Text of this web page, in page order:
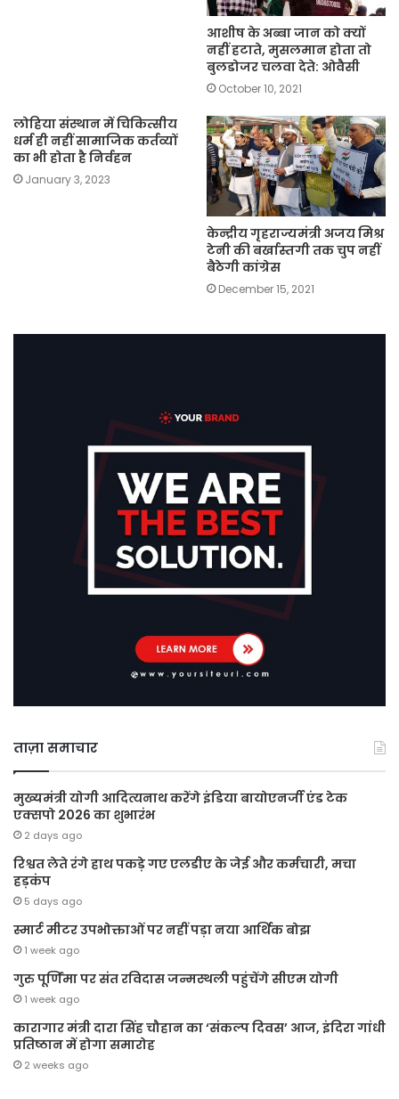
आशीष के अब्बा जान को क्यों
नहीं हटाते, मुसलमान होता तो
बुलडोजर चलवा देते: ओवैसी
October 10, 2021
लोहिया संस्थान में चिकित्सीय
धर्म ही नहीं सामाजिक कर्तव्यों
का भी होता है निर्वहन
January 3, 2023
केन्द्रीय गृहराज्यमंत्री अजय मिश्र
टेनी की बर्खास्तगी तक चुप नहीं
बैठेगी कांग्रेस
December 15, 2021
ताज़ा समाचार
मुख्यमंत्री योगी आदित्यनाथ करेंगे इंडिया बायोएनर्जी एंड टेक
एक्सपो 2026 का शुभारंभ
2 days ago
रिश्वत लेते रंगे हाथ पकड़े गए एलडीए के जेई और कर्मचारी, मचा
हड़कंप
5 days ago
स्मार्ट मीटर उपभोक्ताओं पर नहीं पड़ा नया आर्थिक बोझ
1 week ago
गुरु पूर्णिमा पर संत रविदास जन्मस्थली पहुंचेंगे सीएम योगी
1 week ago
कारागार मंत्री दारा सिंह चौहान का ‘संकल्प दिवस’ आज, इंदिरा गांधी
प्रतिष्ठान में होगा समारोह
2 weeks ago